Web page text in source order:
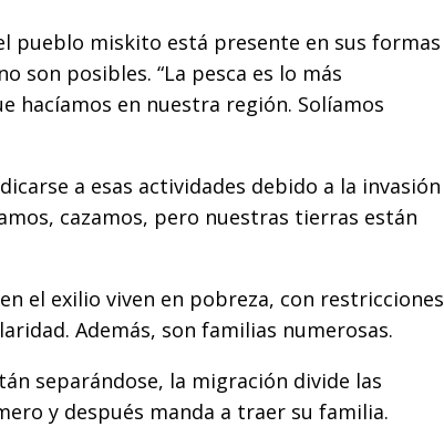
pueblo miskito está presente en sus formas
son posibles. “La pesca es lo más
hacíamos en nuestra región. Solíamos
a esas actividades debido a la invasión
cazamos, pero nuestras tierras están
el exilio viven en pobreza, con restricciones
Además, son familias numerosas.
separándose, la migración divide las
y después manda a traer su familia.